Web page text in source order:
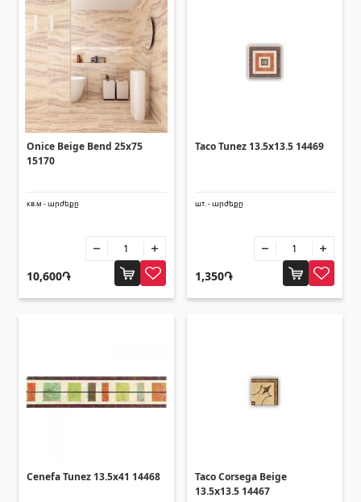
Onice Beige Bend 25x75
15170
кв.м - արժեքը
10,600֏
Taco Tunez 13.5x13.5 14469
шт. - արժեքը
1,350֏
Cenefa Tunez 13.5x41 14468
Taco Corsega Beige
13.5x13.5 14467